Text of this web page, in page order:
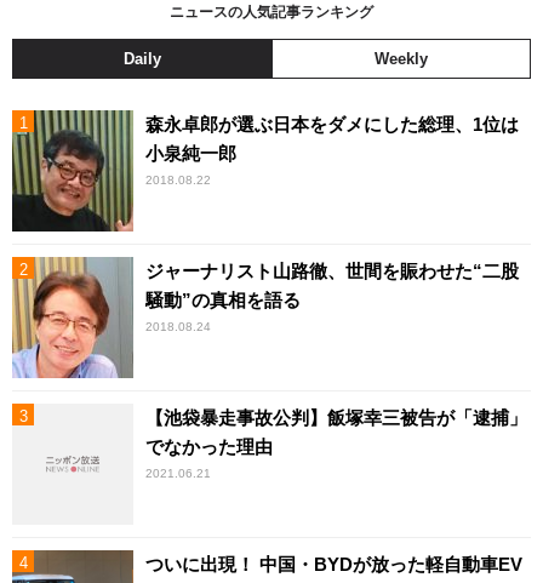
ニュースの人気記事ランキング
Daily Weekly
森永卓郎が選ぶ日本をダメにした総理、1位は
小泉純一郎
2018.08.22
ジャーナリスト山路徹、世間を賑わせた“二股
騒動”の真相を語る
2018.08.24
【池袋暴走事故公判】飯塚幸三被告が「逮捕」
でなかった理由
2021.06.21
ついに出現！ 中国・BYDが放った軽自動車EV